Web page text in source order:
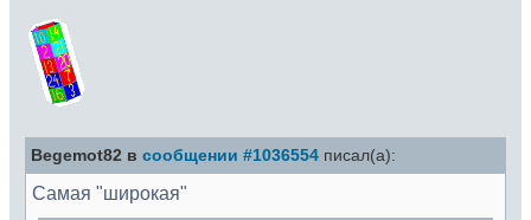
Begemot82 в сообщении #1036554 писал(а):
Самая "широкая"